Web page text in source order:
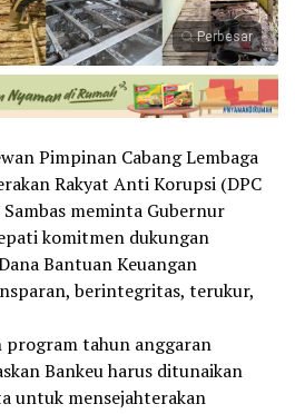
Perbesar
Pimpinan Cabang Lembaga
Rakyat Anti Korupsi (DPC
meminta Gubernur
komitmen dukungan
Bantuan Keuangan
berintegritas, terukur,
program tahun anggaran
Bankeu harus ditunaikan
untuk mensejahterakan